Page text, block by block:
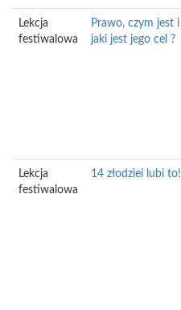
Lekcja
festiwalowa
Prawo, czym jest i
jaki jest jego cel ?
Lekcja
festiwalowa
14 złodziei lubi to!